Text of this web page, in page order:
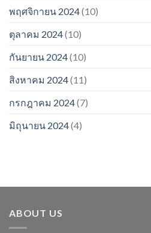
พฤศจิกายน 2024(10)
ตุลาคม 2024(10)
กันยายน 2024(10)
สิงหาคม 2024(11)
กรกฎาคม 2024(7)
มิถุนายน 2024(4)
ABOUT US